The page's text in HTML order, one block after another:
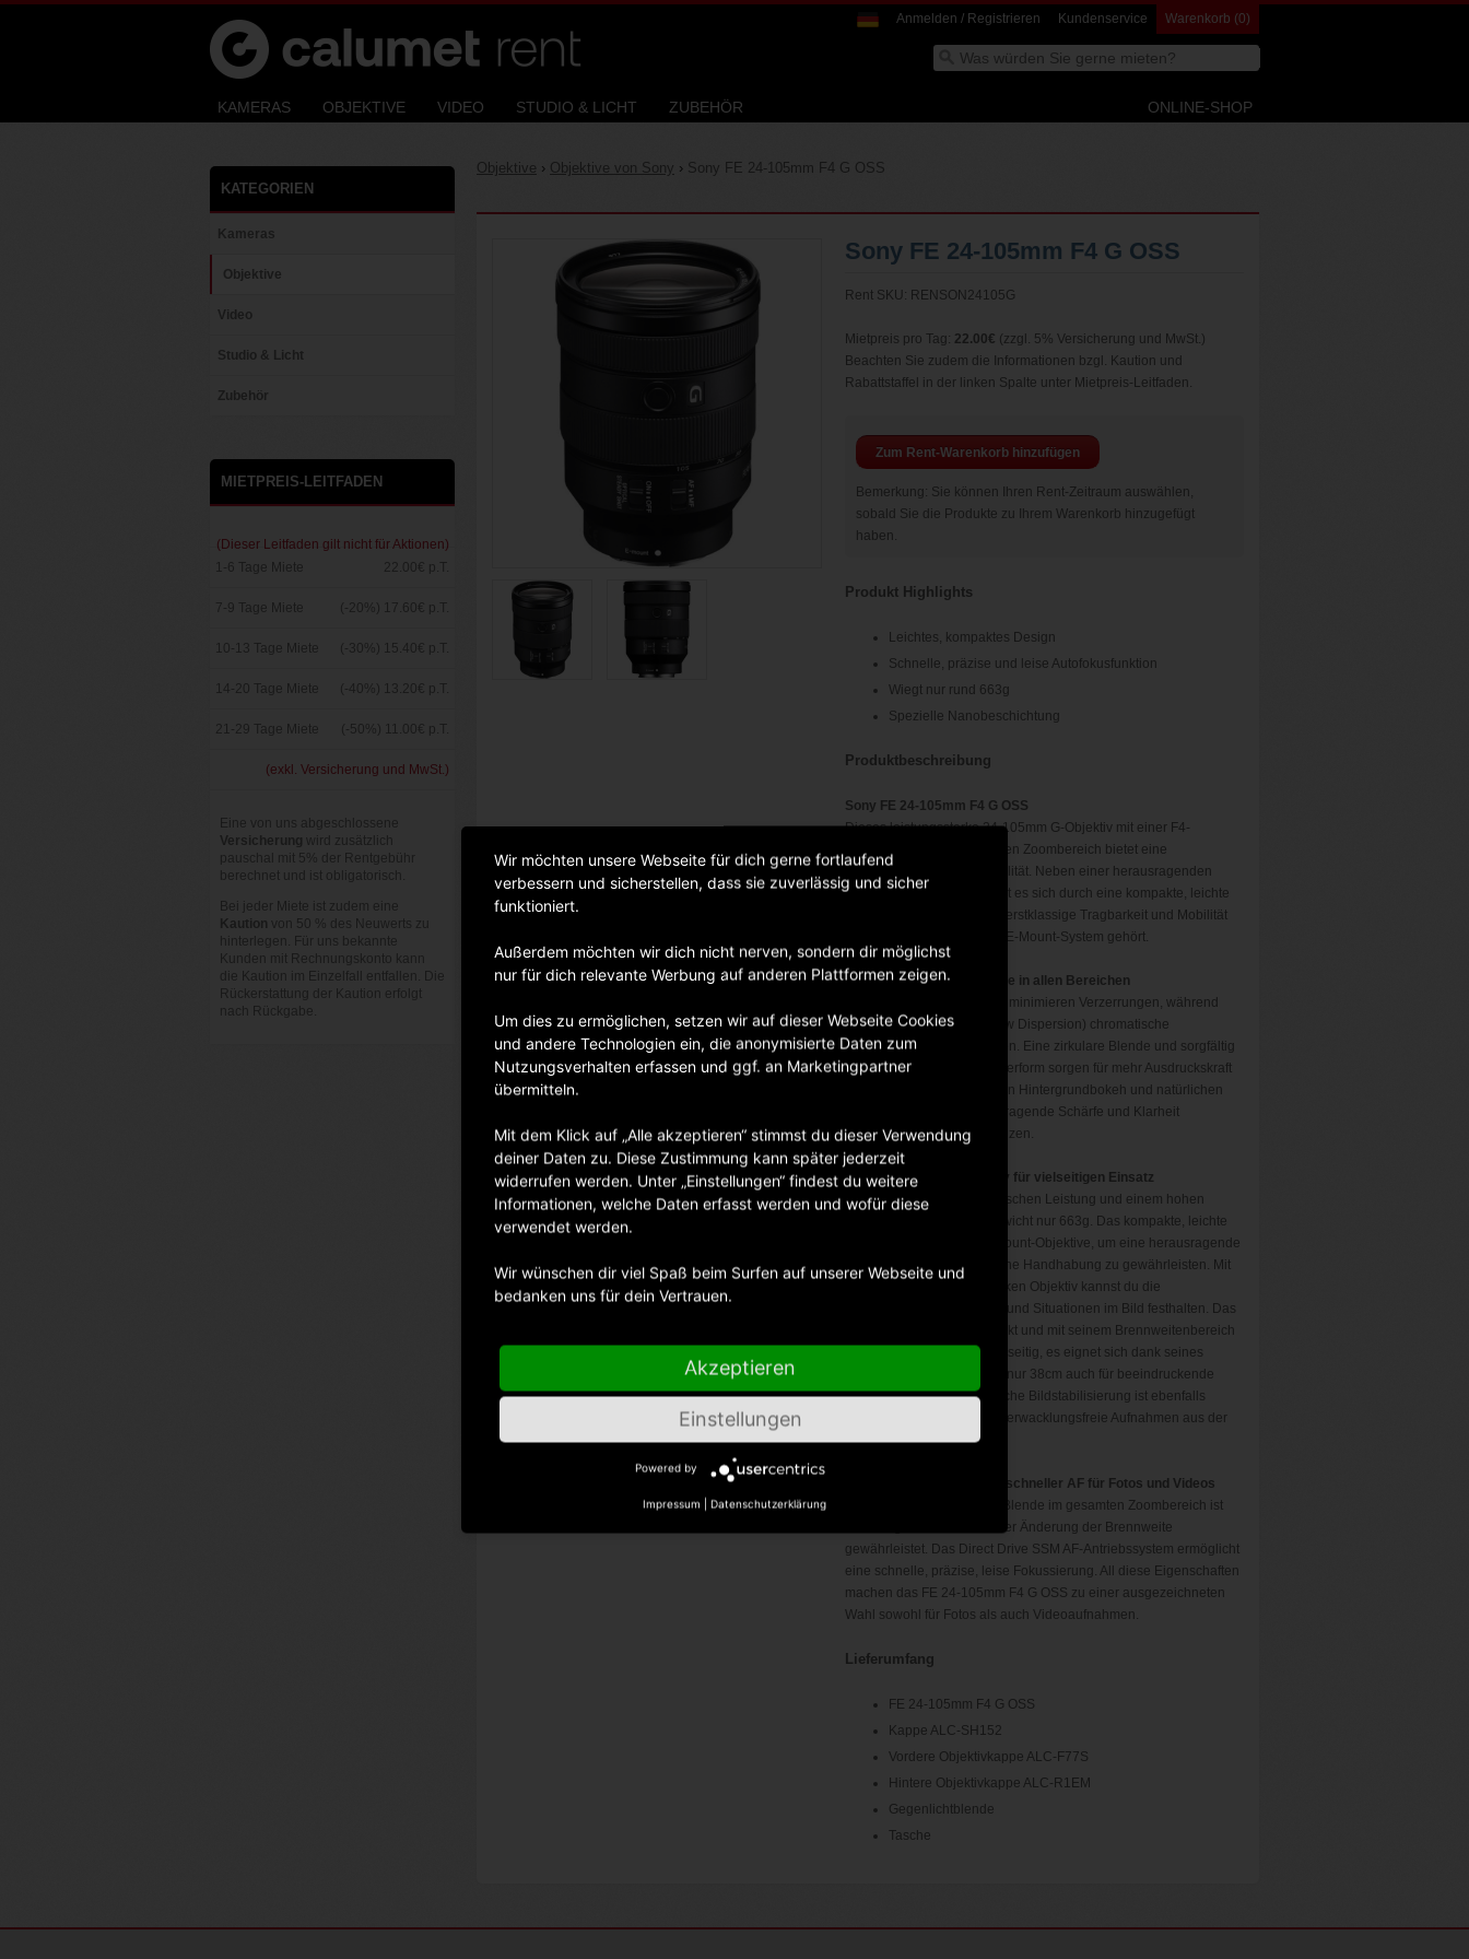
Photographic
Calumet Rent
Anmelden / Registrieren Kundenservice Warenkorb (0)
Search
Webseite
durchsuchen
KAMERAS OBJEKTIVE VIDEO STUDIO & LICHT ZUBEHÖR ONLINE-SHOP
Objektive › Objektive von Sony › Sony FE 24-105mm F4 G OSS
Sony FE 24-105mm F4 G OSS
Rent SKU: RENSON24105G
Mietpreis pro Tag: 22.00€ (zzgl. 5% Versicherung und MwSt.)
Beachten Sie zudem die Informationen bzgl. Kaution und
Rabattstaffel in der linken Spalte unter Mietpreis-Leitfaden.
Zum Rent-Warenkorb hinzufügen
Bemerkung: Sie können Ihren Rent-Zeitraum auswählen,
sobald Sie die Produkte zu Ihrem Warenkorb hinzugefügt
haben.
Produkt Highlights
Leichtes, kompaktes Design
Schnelle, präzise und leise Autofokusfunktion
Wiegt nur rund 663g
Spezielle Nanobeschichtung
Produktbeschreibung
Sony FE 24-105mm F4 G OSS
Dieses leistungsstarke 24-105mm G-Objektiv mit einer F4-
Blendenöffnung im gesamten Zoombereich bietet eine
durchgehend hohe Bildqualität. Neben einer herausragenden
optischen Leistung zeichnet es sich durch eine kompakte, leichte
Bauweise aus, die für eine erstklassige Tragbarkeit und Mobilität
sorgen, wie es sich für das E-Mount-System gehört.
Hervorragende Bildschärfe in allen Bereichen
Vier asphärische Elemente minimieren Verzerrungen, während
ED-Glaselemente (Extra-low Dispersion) chromatische
Abbildungsfehler minimieren. Eine zirkulare Blende und sorgfältig
kontrollierte Abbildungsfehlerform sorgen für mehr Ausdruckskraft
mit wunderschönem, sanften Hintergrundbokeh und natürlichen
Highlights, die eine herausragende Schärfe und Klarheit
fokussierter Bereiche ergänzen.
Lösung mit einem Objektiv für vielseitigen Einsatz
Trotz einer exzellenten optischen Leistung und einem hohen
Zoomfaktor beträgt das Gewicht nur 663g. Das kompakte, leichte
Design passt auch auf E-Mount-Objektive, um eine herausragende
Systemmobilität und einfache Handhabung zu gewährleisten. Mit
diesem einen leistungsstarken Objektiv kannst du die
unterschiedlichsten Motive und Situationen im Bild festhalten. Das
Objektiv ist nicht nur kompakt und mit seinem Brennweitenbereich
von 24 bis 105mm sehr vielseitig, es eignet sich dank seines
Mindestfokusabstands von nur 38cm auch für beeindruckende
Nahaufnahmen. Eine optische Bildstabilisierung ist ebenfalls
integriert, sodass scharfe, verwacklungsfreie Aufnahmen aus der
Hand leichter gelingen.
Konstante F4-Blende und schneller AF für Fotos und Videos
Dank einer konstanten F4-Blende im gesamten Zoombereich ist
die Helligkeit selbst bei einer Änderung der Brennweite
gewährleistet. Das Direct Drive SSM AF-Antriebssystem ermöglicht
eine schnelle, präzise, leise Fokussierung. All diese Eigenschaften
machen das FE 24-105mm F4 G OSS zu einer ausgezeichneten
Wahl sowohl für Fotos als auch Videoaufnahmen.
Lieferumfang
FE 24-105mm F4 G OSS
Kappe ALC-SH152
Vordere Objektivkappe ALC-F77S
Hintere Objektivkappe ALC-R1EM
Gegenlichtblende
Tasche
KATEGORIEN
Kameras
Objektive
Video
Studio & Licht
Zubehör
MIETPREIS-LEITFADEN
(Dieser Leitfaden gilt nicht für Aktionen)
1-6 Tage Miete
22.00€ p.T.
7-9 Tage Miete (-20%) 17.60€ p.T.
10-13 Tage Miete (-30%) 15.40€ p.T.
14-20 Tage Miete (-40%) 13.20€ p.T.
21-29 Tage Miete (-50%) 11.00€ p.T.
(exkl. Versicherung und MwSt.)
Eine von uns abgeschlossene
Versicherung wird zusätzlich
pauschal mit 5% der Rentgebühr
berechnet und ist obligatorisch.
Bei jeder Miete ist zudem eine
Kaution von 50 % des Neuwerts zu
hinterlegen. Für uns bekannte
Kunden mit Rechnungskonto kann
die Kaution im Einzelfall entfallen. Die
Rückerstattung der Kaution erfolgt
nach Rückgabe.
Wir möchten unsere Webseite für dich gerne fortlaufend
verbessern und sicherstellen, dass sie zuverlässig und sicher
funktioniert.
Außerdem möchten wir dich nicht nerven, sondern dir möglichst
nur für dich relevante Werbung auf anderen Plattformen zeigen.
Um dies zu ermöglichen, setzen wir auf dieser Webseite Cookies
und andere Technologien ein, die anonymisierte Daten zum
Nutzungsverhalten erfassen und ggf. an Marketingpartner
übermitteln.
Mit dem Klick auf „Alle akzeptieren“ stimmst du dieser Verwendung
deiner Daten zu. Diese Zustimmung kann später jederzeit
widerrufen werden. Unter „Einstellungen“ findest du weitere
Informationen, welche Daten erfasst werden und wofür diese
verwendet werden.
Wir wünschen dir viel Spaß beim Surfen auf unserer Webseite und
bedanken uns für dein Vertrauen.
Akzeptieren
Einstellungen
Powered by
Impressum | Datenschutzerklärung